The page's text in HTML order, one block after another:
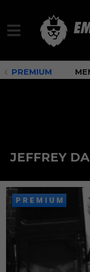
PREMIUM
JEFFREY
J
e